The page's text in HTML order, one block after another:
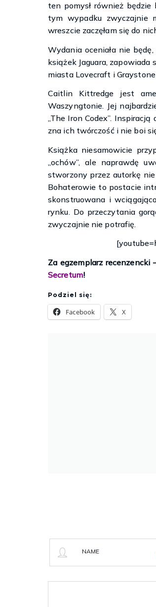
ten pomysł również
tym wypadku zwyczajnie
wreszcie zaczęłam się do
Wydania oceniała nie
książek Jaguara,
miasta Lovecraft i
Caitlin Kittredge jest
Waszyngtonie. Jej
„The Iron Codex”.
zna ich twórczość i nie boi
Książka niesamowicie
„ochów”, ale naprawdę
stworzony przez autorkę
Bohaterowie to postacie
skonstruowana i
rynku. Do przeczytania
zwyczajnie nie potrafię.
Za egzemplarz recenzencki
Secretum!
Podziel się:
Facebook X
NAME